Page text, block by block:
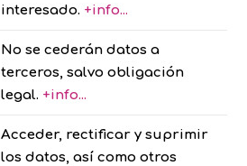
interesado. +info...
No se cederán datos a
terceros, salvo obligación
legal. +info...
Acceder, rectificar y suprimir
los datos, así como otros